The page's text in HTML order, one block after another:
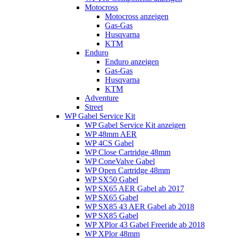
Motocross
Motocross anzeigen
Gas-Gas
Husqvarna
KTM
Enduro
Enduro anzeigen
Gas-Gas
Husqvarna
KTM
Adventure
Street
WP Gabel Service Kit
WP Gabel Service Kit anzeigen
WP 48mm AER
WP 4CS Gabel
WP Close Cartridge 48mm
WP ConeValve Gabel
WP Open Cartridge 48mm
WP SX50 Gabel
WP SX65 AER Gabel ab 2017
WP SX65 Gabel
WP SX85 43 AER Gabel ab 2018
WP SX85 Gabel
WP XPlor 43 Gabel Freeride ab 2018
WP XPlor 48mm